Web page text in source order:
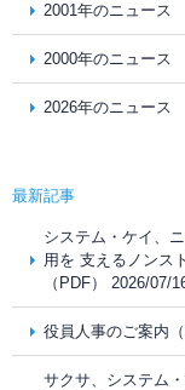
2001年のニュース
2000年のニュース
2026年のニュース
最新記事
システム・ケイ、
用を 支えるノンス
（PDF） 2026/07/
役員人事のご案内
サクサ、システム